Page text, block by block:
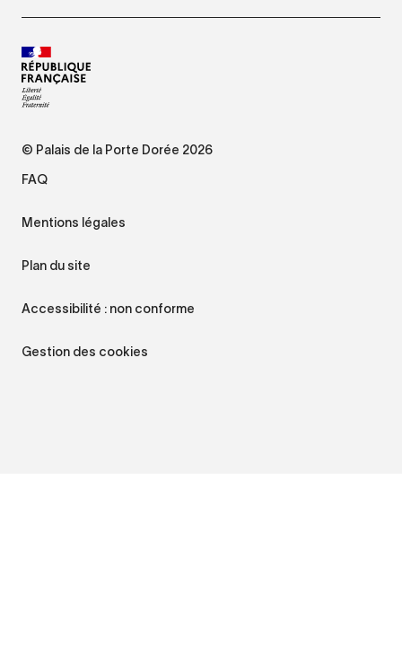
© Palais de la Porte Dorée 2026
FAQ
Mentions légales
Plan du site
Accessibilité : non conforme
Gestion des cookies